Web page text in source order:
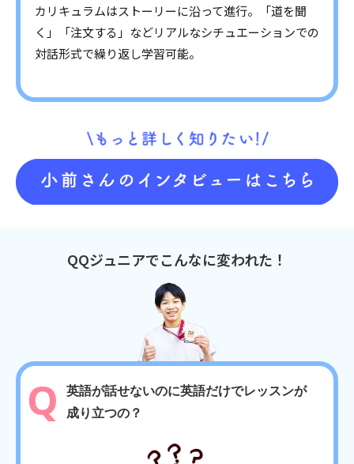
カリキュラムはストーリーに沿って進行。「道を聞
く」「注文する」などリアルなシチュエーションでの
対話形式で繰り返し学習可能。
QQジュニアでこんなに変われた！
英語が話せないのに英語だけでレッスンが
成り立つの？